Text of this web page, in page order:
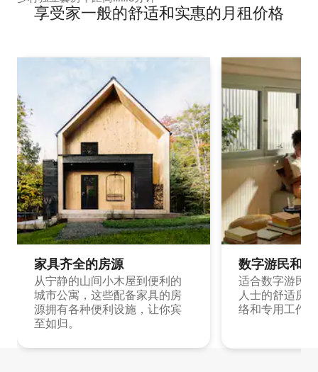
享受家一般的舒适和实惠的月租价格
家具齐全的房源
从宁静的山间小木屋到便利的
城市公寓，这些配备家具的房
源拥有各种便利设施，让你宾
至如归。
数字游民和
适合数字游民
人士的舒适房
络和专用工作